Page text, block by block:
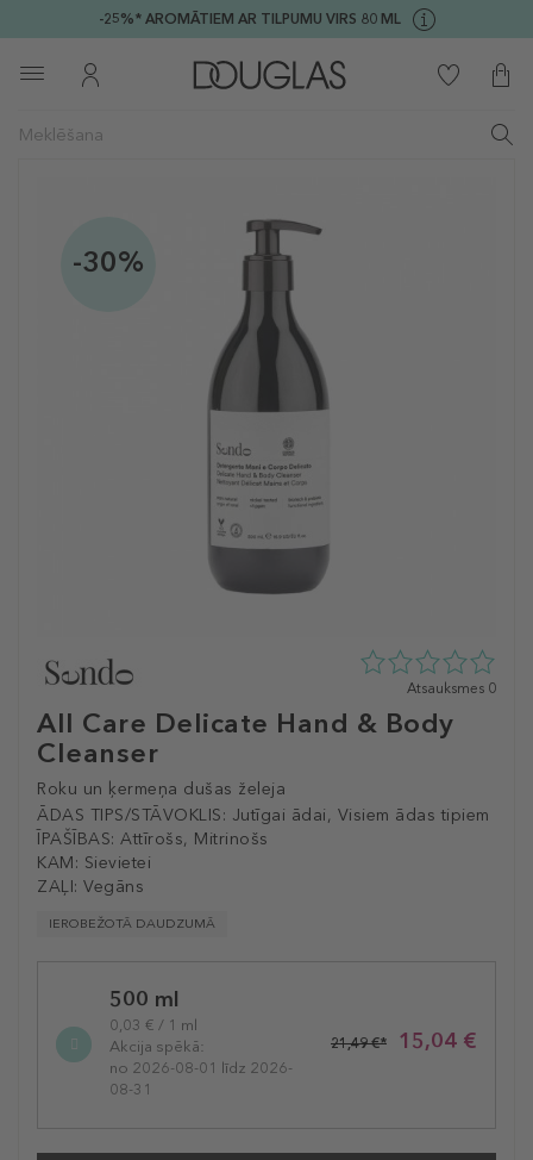
-25%* AROMĀTIEM AR TILPUMU VIRS 80 ML
-30%
All Care Delicate Hand & Body
Cleanser
Roku un ķermeņa dušas želeja
ĀDAS TIPS/STĀVOKLIS: Jutīgai ādai, Visiem ādas tipiem
ĪPAŠĪBAS: Attīrošs, Mitrinošs
KAM: Sievietei
ZAĻI: Vegāns
IEROBEŽOTĀ DAUDZUMĀ
0
no
atsauksmēm
Atsauksmes 0
variation500 ml
0,03 € / 1 ml
Akcija spēkā:
no 2026-08-01 līdz 2026-
08-31
15,04 €
21,49 €*